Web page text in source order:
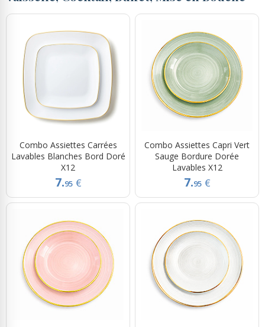
Combo Assiettes Carrées
Lavables Blanches Bord Doré
X12
7.95 €
Combo Assiettes Capri Vert
Sauge Bordure Dorée
Lavables X12
7.95 €